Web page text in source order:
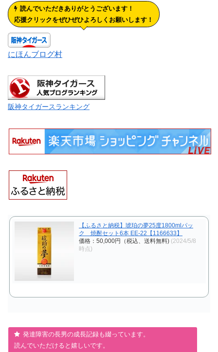
読んでいただきありがとうございます！
応援クリックをぜひぜひよろしくお願いします！
にほんブログ村
阪神タイガースランキング
【ふるさと納税】琥珀の夢25度1800mlパッ
ク 焼酎セット6本 EE-22【1166633】
価格：50,000円（税込、送料無料) (2024/5/8
時点)
発達障害の長男の成長記録も綴っています。
読んでいただけると嬉しいです。